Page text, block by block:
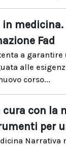
in
Fad
a garantire
alle
corso...
cura con la
per
Narrativa